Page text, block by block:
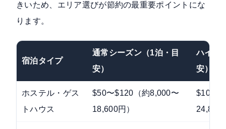
きいため、エリア選びが節約の最重要ポイントにな
ります。
宿泊タイプ
通常シーズン（1泊・目
安）
ハイシ
安）
ホステル・ゲス
トハウス
$50〜$120（約8,000〜
18,600円）
$100〜
24,800